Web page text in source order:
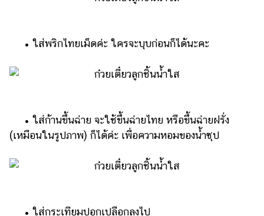
• ใส่พริกไทยเม็ดค่ะ ใครจะบุบก่อนก็ได้นะคะ
• ใส่ก้านขึ้นฉ่าย จะใช้ขึ้นฉ่ายไทย หรือขึ้นฉ่ายฝรั่ง
(เหมือนในรูปภาพ) ก็ได้ค่ะ เพื่อความหอมของน้ำซุป
• ใส่กระเทียมปอกเปลือกลงไป